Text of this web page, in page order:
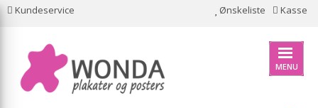
Kundeservice Ønskeliste Kasse
MENU